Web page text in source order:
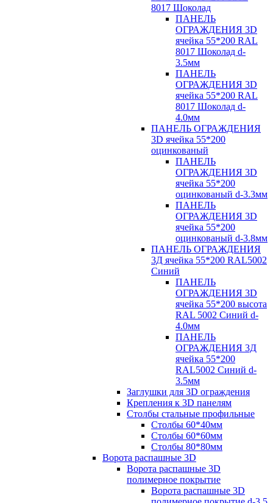
8017 Шоколад
ПАНЕЛЬ
ОГРАЖДЕНИЯ 3D
ячейка 55*200 RAL
8017 Шоколад d-
3.5мм
ПАНЕЛЬ
ОГРАЖДЕНИЯ 3D
ячейка 55*200 RAL
8017 Шоколад d-
4.0мм
ПАНЕЛЬ ОГРАЖДЕНИЯ
3D ячейка 55*200
оцинкованый
ПАНЕЛЬ
ОГРАЖДЕНИЯ 3D
ячейка 55*200
оцинкованый d-3.3мм
ПАНЕЛЬ
ОГРАЖДЕНИЯ 3D
ячейка 55*200
оцинкованый d-3.8мм
ПАНЕЛЬ ОГРАЖДЕНИЯ
3Д ячейка 55*200 RAL5002
Синий
ПАНЕЛЬ
ОГРАЖДЕНИЯ 3D
ячейка 55*200 высота
RAL 5002 Синий d-
4.0мм
ПАНЕЛЬ
ОГРАЖДЕНИЯ 3Д
ячейка 55*200
RAL5002 Синий d-
3.5мм
Заглушки для 3D ограждения
Крепления к 3D панелям
Столбы стальные профильные
Столбы 60*40мм
Столбы 60*60мм
Столбы 80*80мм
Ворота распашные 3D
Ворота распашные 3D
полимерное покрытие
Ворота распашные 3D